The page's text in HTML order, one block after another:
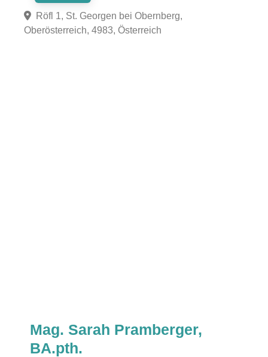
Röfl 1, St. Georgen bei Obernberg,
Oberösterreich, 4983, Österreich
Mag. Sarah Pramberger,
BA.pth.